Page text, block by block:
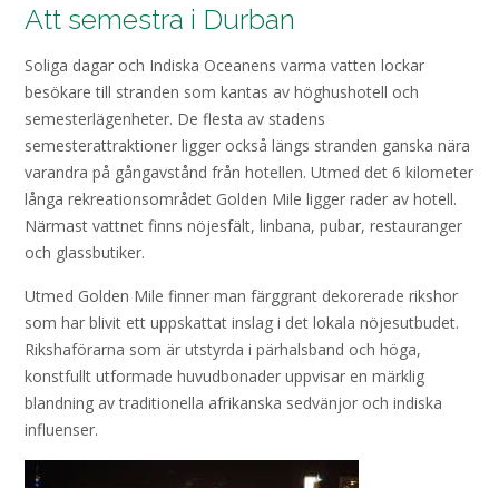
Att semestra i Durban
Soliga dagar och Indiska Oceanens varma vatten lockar
besökare till stranden som kantas av höghushotell och
semesterlägenheter. De flesta av stadens
semesterattraktioner ligger också längs stranden ganska nära
varandra på gångavstånd från hotellen. Utmed det 6 kilometer
långa rekreationsområdet Golden Mile ligger rader av hotell.
Närmast vattnet finns nöjesfält, linbana, pubar, restauranger
och glassbutiker.
Utmed Golden Mile finner man färggrant dekorerade rikshor
som har blivit ett uppskattat inslag i det lokala nöjesutbudet.
Rikshaförarna som är utstyrda i pärhalsband och höga,
konstfullt utformade huvudbonader uppvisar en märklig
blandning av traditionella afrikanska sedvänjor och indiska
influenser.